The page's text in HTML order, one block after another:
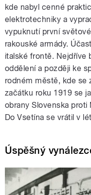
kde nabyl cenné
elektrotechniky a
vypuknutí první
rakouské armády.
italské frontě. Nejdříve
oddělení a později ke
rodném městě, kde se
začátku roku 1919 se
obrany Slovenska
Do Vsetína se vrátil v
Úspěšný